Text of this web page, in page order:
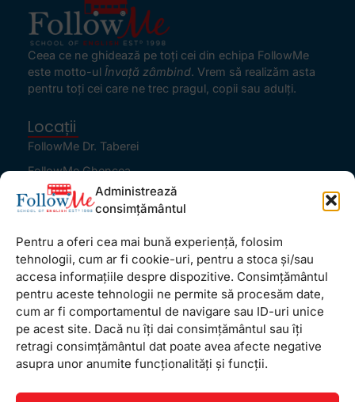
Administrează
consimțământul
Pentru a oferi cea mai bună experiență, folosim
tehnologii, cum ar fi cookie-uri, pentru a stoca și/sau
accesa informațiile despre dispozitive. Consimțământul
pentru aceste tehnologii ne permite să procesăm date,
cum ar fi comportamentul de navigare sau ID-uri unice
pe acest site. Dacă nu îți dai consimțământul sau îți
retragi consimțământul dat poate avea afecte negative
asupra unor anumite funcționalități și funcții.
Ceea ce ne ghidează pe toţi cei din echipa FollowMe
este motto-ul Învaţă zâmbind. Vrem să realizăm asta
pentru toţi cei care ne trec pragul, copii sau adulţi.
Locații
FollowMe Dr. Taberei
FollowMe Ghencea
FollowMe Titan
Informații Utile
Regulament FollowMe
Structură an școlar
Contact
Testimoniale
GDPR